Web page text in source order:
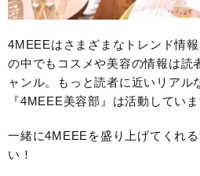
4MEEEはさまざまなトレンド情
の中でもコスメや美容の情報は読
ャンル。もっと読者に近いリアル
『4MEEE美容部』は活動してい
一緒に4MEEEを盛り上げてくれ
い！